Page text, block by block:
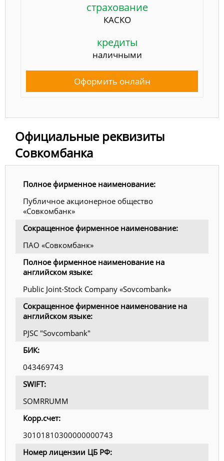
страхование
КАСКО
кредиты
наличными
Оформить онлайн
Официальные реквизиты
Совкомбанка
Полное фирменное наименование:
Публичное акционерное общество
«Совкомбанк»
Сокращенное фирменное наименование:
ПАО «Совкомбанк»
Полное фирменное наименование на
английском языке:
Public Joint-Stock Company «Sovcombank»
Сокращенное фирменное наименование на
английском языке:
PJSC "Sovcombank"
БИК:
043469743
SWIFT:
SOMRRUMM
Корр.счет:
30101810300000000743
Номер лицензии ЦБ РФ: